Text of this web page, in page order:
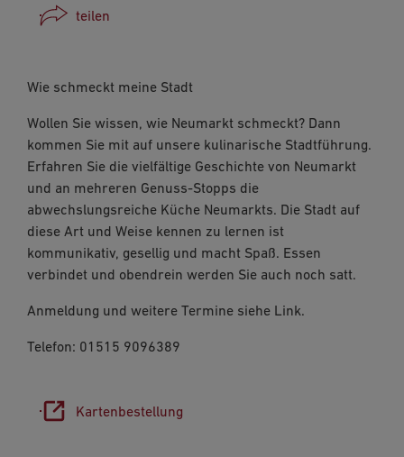
teilen
WhatsApp
Link kopieren
E-Mail
Wie schmeckt meine Stadt
Wollen Sie wissen, wie Neumarkt schmeckt? Dann
kommen Sie mit auf unsere kulinarische Stadtführung.
Erfahren Sie die vielfältige Geschichte von Neumarkt
und an mehreren Genuss-Stopps die
abwechslungsreiche Küche Neumarkts. Die Stadt auf
diese Art und Weise kennen zu lernen ist
kommunikativ, gesellig und macht Spaß. Essen
verbindet und obendrein werden Sie auch noch satt.
Anmeldung und weitere Termine siehe Link.
Telefon: 01515 9096389
Kartenbestellung